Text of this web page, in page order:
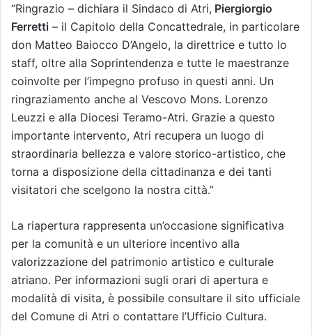
“Ringrazio – dichiara il Sindaco di Atri, Piergiorgio
Ferretti – il Capitolo della Concattedrale, in particolare
don Matteo Baiocco D’Angelo, la direttrice e tutto lo
staff, oltre alla Soprintendenza e tutte le maestranze
coinvolte per l’impegno profuso in questi anni. Un
ringraziamento anche al Vescovo Mons. Lorenzo
Leuzzi e alla Diocesi Teramo-Atri. Grazie a questo
importante intervento, Atri recupera un luogo di
straordinaria bellezza e valore storico-artistico, che
torna a disposizione della cittadinanza e dei tanti
visitatori che scelgono la nostra città.”
La riapertura rappresenta un’occasione significativa
per la comunità e un ulteriore incentivo alla
valorizzazione del patrimonio artistico e culturale
atriano. Per informazioni sugli orari di apertura e
modalità di visita, è possibile consultare il sito ufficiale
del Comune di Atri o contattare l’Ufficio Cultura.